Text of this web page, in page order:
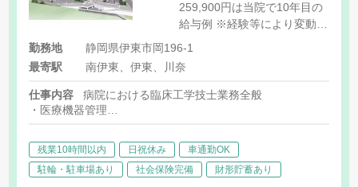
259,900円は当院で10年目の
給与例 ※経験等により変動有
[内訳] 基本給:193,500
当:20,000円 [その他手当] 扶
養手当:規定に応じて支給 住
勤務地
静岡県伊東市岡196-1
最寄駅
南伊東、伊東、川奈
仕事内容
病院における臨床工学技士業務全般
・医療機器管理
・ペースメーカー
・血液浄化 等
残業10時間以内 日祝休み
車通勤OK
駐輪・駐車場あり
社会保険完備 財形貯蓄あり